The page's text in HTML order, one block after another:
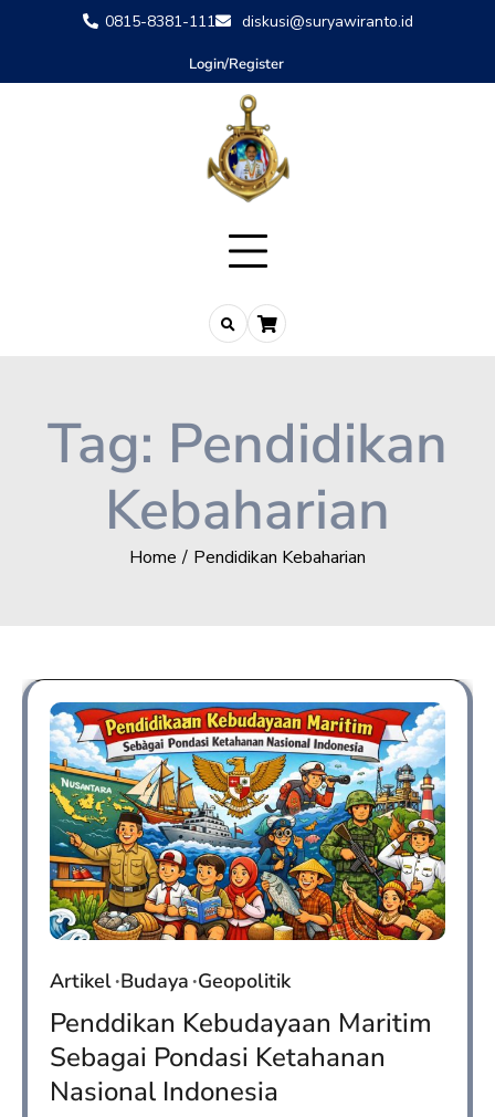
0815-8381-111 diskusi@suryawiranto.id
Login/Register
Tag: Pendidikan
Kebaharian
Home Pendidikan Kebaharian
Artikel Budaya Geopolitik
Penddikan Kebudayaan Maritim
Sebagai Pondasi Ketahanan
Nasional Indonesia